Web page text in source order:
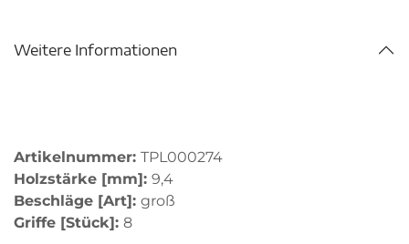
Weitere Informationen
Artikelnummer: TPL000274
Holzstärke [mm]: 9,4
Beschläge [Art]: groß
Griffe [Stück]: 8